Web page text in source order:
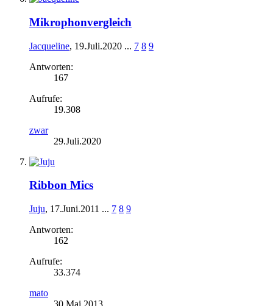
Mikrophonvergleich
Jacqueline, 19.Juli.2020 ... 7 8 9
Antworten:
167
Aufrufe:
19.308
zwar
29.Juli.2020
Ribbon Mics
Juju, 17.Juni.2011 ... 7 8 9
Antworten:
162
Aufrufe:
33.374
mato
30.Mai.2013